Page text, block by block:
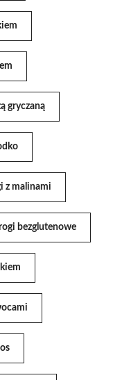
gryczaną
z malinami
bezglutenowe